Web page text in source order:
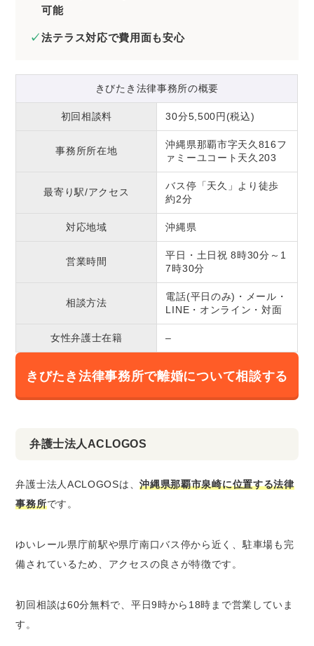
可能
法テラス対応で費用面も安心
きびたき法律事務所の概要
初回相談料 30分5,500円(税込)
事務所所在地
沖縄県那覇市字天久816フ
ァミーユコート天久203
最寄り駅/アクセス
バス停「天久」より徒歩
約2分
対応地域 沖縄県
営業時間
平日・土日祝 8時30分～1
7時30分
相談方法
電話(平日のみ)・メール・
LINE・オンライン・対面
女性弁護士在籍 –
きびたき法律事務所で離婚について相談する
弁護士法人ACLOGOS
弁護士法人ACLOGOSは、沖縄県那覇市泉崎に位置する法律
事務所です。
ゆいレール県庁前駅や県庁南口バス停から近く、駐車場も完
備されているため、アクセスの良さが特徴です。
初回相談は60分無料で、平日9時から18時まで営業していま
す。